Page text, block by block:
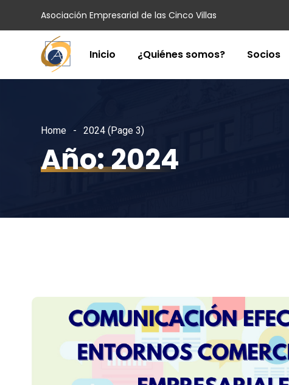
Asociación Empresarial de las Cinco Villas
Inicio ¿Quiénes somos? Socios
Home 2024 (Page 3)
Año:2024